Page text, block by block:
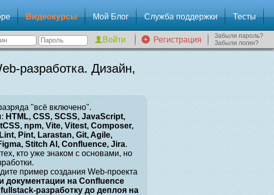
Видеокурсы Мой Блог Служба поддержки Тесты
Регистрация
Забыли пароль?
Забыли логин?
разработка. Дизайн,
"всё включено".
HTML, CSS, SCSS, JavaScript,
npm, Vite, Vitest, Composer,
Pint, Larastan, Git, Agile,
Stitch AI, Confluence, Jira.
кто уже знаком с основами, но
пример создания Web-проекта
документации на Confluence
разработку до деплоя на